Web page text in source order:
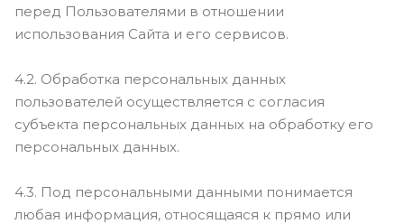
перед Пользователями в отношении
использования Сайта и его сервисов.
4.2. Обработка персональных данных
пользователей осуществляется с согласия
субъекта персональных данных на обработку его
персональных данных.
4.3. Под персональными данными понимается
любая информация, относящаяся к прямо или